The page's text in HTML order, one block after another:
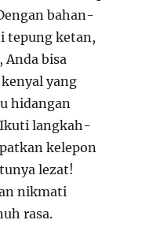
bahan-
tepung ketan,
Anda bisa
yang
hidangan
Ikuti langkah-
kelepon
lezat!
nikmati
rasa.